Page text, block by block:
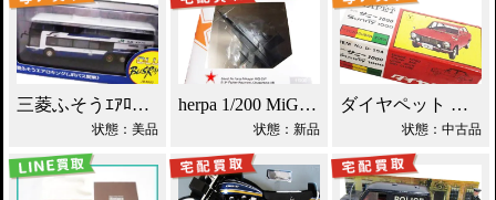
三菱ふそうｴｱﾛｷﾝｸﾞ JRﾊﾞｽ関東 ミニカー買取！
状態：美品
herpa 1/200 MiG-25P ソ連防空軍 買取！
状態：新品
ダイヤペット ダットサン サニー ミニカー買取！
状態：中古品